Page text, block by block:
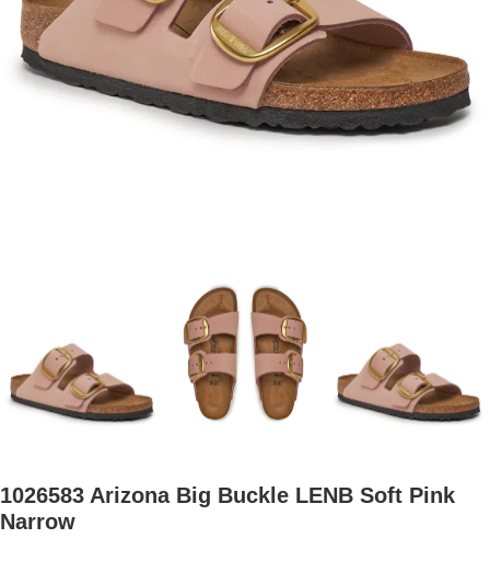
1026583 Arizona Big Buckle LENB Soft Pink
Narrow